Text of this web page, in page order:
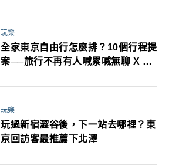
萬！注意事項一次看！
玩樂
全家東京自由行怎麼排？10個行程提
案──旅行不再有人喊累喊無聊 X 爸
玩樂
玩過新宿澀谷後，下一站去哪裡？東
京回訪客最推薦下北澤